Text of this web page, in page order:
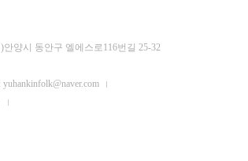
양시 동안구 엘에스로116번길 25-32